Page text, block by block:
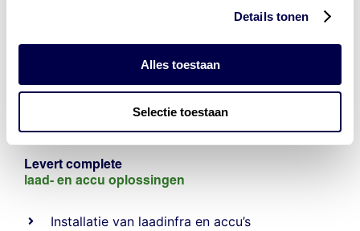
Details tonen
Alles toestaan
Selectie toestaan
Levert complete
laad- en accu oplossingen
Installatie van laadinfra en accu’s